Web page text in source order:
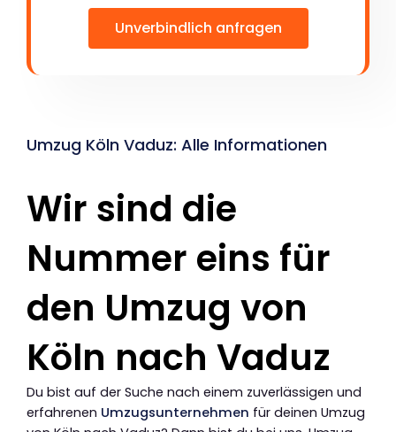
Unverbindlich anfragen
Umzug Köln Vaduz: Alle Informationen
Wir sind die
Nummer eins für
den Umzug von
Köln nach Vaduz
Du bist auf der Suche nach einem zuverlässigen und
erfahrenen Umzugsunternehmen für deinen Umzug